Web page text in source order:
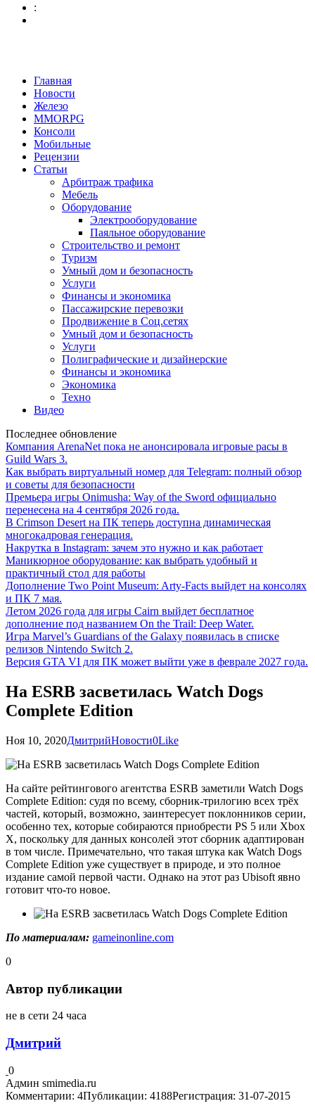
:
Главная
Новости
Железо
MMORPG
Консоли
Мобильные
Рецензии
Статьи
Арбитраж трафика
Мебель
Оборудование
Электрооборудование
Паяльное оборудование
Строительство и ремонт
Туризм
Умный дом и безопасность
Услуги
Финансы и экономика
Пассажирские перевозки
Продвижение в Соц.сетях
Умный дом и безопасность
Услуги
Полиграфические и дизайнерские
Финансы и экономика
Экономика
Техно
Видео
Последнее обновление
Компания ArenaNet пока не анонсировала игровые расы в
Guild Wars 3.
Как выбрать виртуальный номер для Telegram: полный обзор
и советы для безопасности
Премьера игры Onimusha: Way of the Sword официально
перенесена на 4 сентября 2026 года.
В Crimson Desert на ПК теперь доступна динамическая
многокадровая генерация.
Накрутка в Instagram: зачем это нужно и как работает
Маникюрное оборудование: как выбрать удобный и
практичный стол для работы
Дополнение Two Point Museum: Arty-Facts выйдет на консолях
и ПК 7 мая.
Летом 2026 года для игры Cairn выйдет бесплатное
дополнение под названием On the Trail: Deep Water.
Игра Marvel’s Guardians of the Galaxy появилась в списке
релизов Nintendo Switch 2.
Версия GTA VI для ПК может выйти уже в феврале 2027 года.
На ESRB засветилась Watch Dogs
Complete Edition
Ноя 10, 2020ДмитрийНовости0Like
На сайте рейтингового агентства ESRB заметили Watch Dogs
Complete Edition: судя по всему, сборник-трилогию всех трёх
частей, который, возможно, заинтересует поклонников серии,
особенно тех, которые собираются приобрести PS 5 или Xbox
X, поскольку для данных консолей этот сборник адаптирован
в том числе. Примечательно, что такая штука как Watch Dogs
Complete Edition уже существует в природе, и это полное
издание самой первой части. Однако на этот раз Ubisoft явно
готовит что-то новое.
По материалам: gameinonline.com
0
Автор публикации
не в сети 24 часа
Дмитрий
0
Админ smimedia.ru
Комментарии: 4Публикации: 4188Регистрация: 31-07-2015